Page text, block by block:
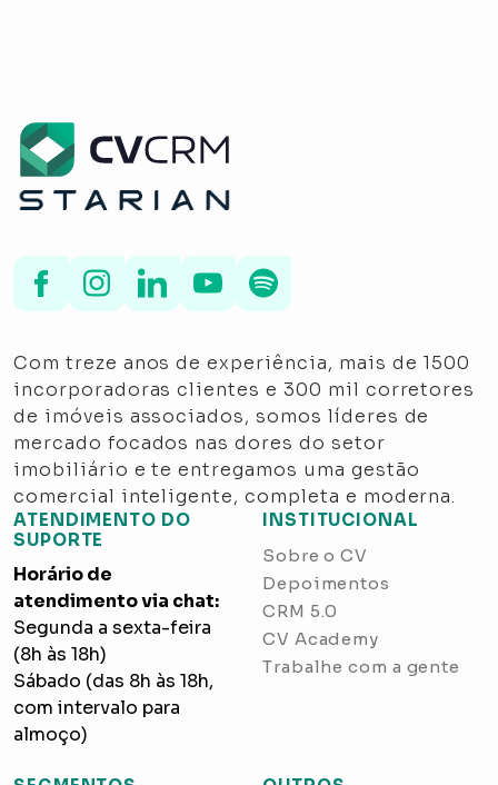
Com treze anos de experiência, mais de 1500
incorporadoras clientes e 300 mil corretores
de imóveis associados, somos líderes de
mercado focados nas dores do setor
imobiliário e te entregamos uma gestão
comercial inteligente, completa e moderna.
INSTITUCIONAL
Sobre o CV
Depoimentos
CRM 5.0
CV Academy
Trabalhe com a gente
ATENDIMENTO DO
SUPORTE
Horário de
atendimento via chat:
Segunda a sexta-feira
(8h às 18h)
Sábado (das 8h às 18h,
com intervalo para
almoço)